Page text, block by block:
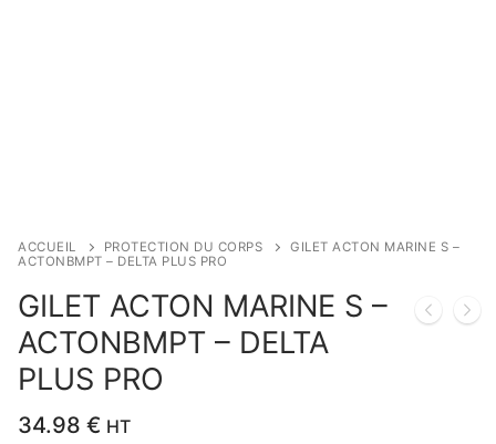
ACCUEIL PROTECTION DU CORPS
GILET ACTON MARINE S –
ACTONBMPT – DELTA PLUS PRO
GILET ACTON MARINE S –
ACTONBMPT – DELTA
PLUS PRO
34.98 € HT